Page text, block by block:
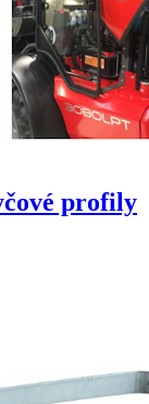
profily